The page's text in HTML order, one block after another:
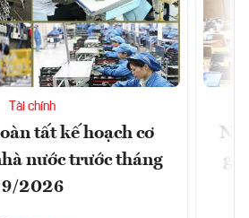
Tài chính
tất kế hoạch cơ
nước trước tháng
9/2026